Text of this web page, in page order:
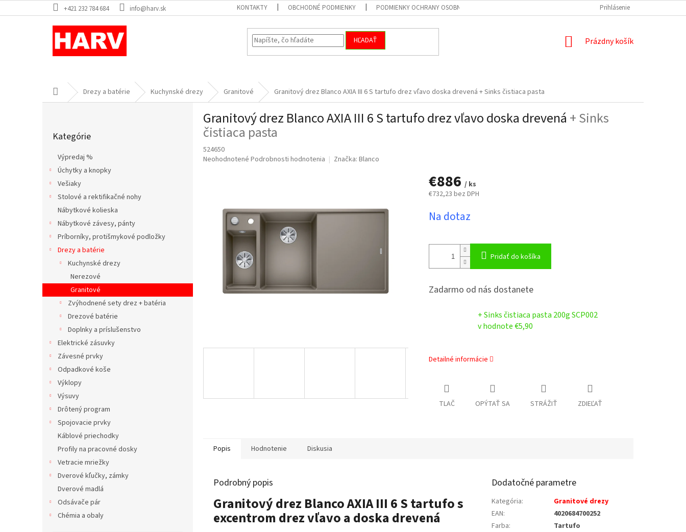
na
+421 232 784 684 info@harv.sk KONTAKTY OBCHODNÉ PODMIENKY PODMIENKY OCHRANY OSOBNÝCH ÚDAJOV REKLAMÁCIA
Prihlásenie
HĽADAŤ
NÁKUPNÝ
Prázdny košík
DomovDrezy a batérie Kuchynské drezy Granitové Granitový drez Blanco AXIA III 6 S tartufo drez vľavo doska drevená + Sinks čistiaca pasta
kategórie
Kategórie
Výpredaj %
Úchytky a knopky
Vešiaky
Stolové a rektifikačné nohy
Nábytkové kolieska
Nábytkové závesy, pánty
Príborníky, protišmykové podložky
Drezy a batérie
Kuchynské drezy
Nerezové
Granitové
Zvýhodnené sety drez + batéria
Drezové batérie
Doplnky a príslušenstvo
Elektrické zásuvky
Závesné prvky
Odpadkové koše
Výklopy
Výsuvy
Drôtený program
Spojovacie prvky
Káblové priechodky
Profily na pracovné dosky
Vetracie mriežky
Dverové kľučky, zámky
Dverové madlá
Odsávače pár
Chémia a obaly
Granitový drez Blanco AXIA III 6 S tartufo drez vľavo doska drevená + Sinks
čistiaca pasta
524650
Priemerné
hviezdičiek.
Neohodnotené Podrobnosti hodnotenia Značka: Blanco
€886 / ks
€732,23 bez DPH
cena:
Na dotaz
Pridať do košíka
Zadarmo od nás dostanete
+ Sinks čistiaca pasta 200g SCP002
v hodnote €5,90
Detailné informácie
TLAČ OPÝTAŤ SA STRÁŽIŤ ZDIEĽAŤ
Popis Hodnotenie Diskusia
Podrobný popis
Granitový drez Blanco AXIA III 6 S tartufo s
excentrom drez vľavo a doska drevená
Dodatočné parametre
Kategória:
Granitové drezy
EAN:
4020684700252
Farba:
Tartufo